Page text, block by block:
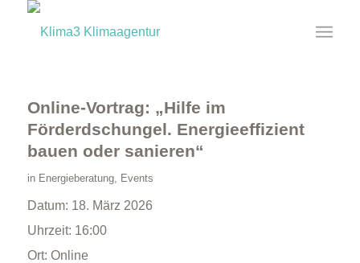
Online-Vortrag: „Hilfe im
Förderdschungel. Energieeffizient
bauen oder sanieren“
in Energieberatung, Events
Datum: 18. März 2026
Uhrzeit: 16:00
Ort: Online